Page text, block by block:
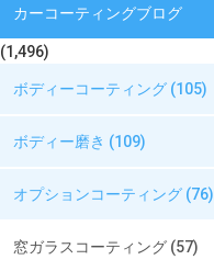
カーコーティングブログ
(1,496)
ボディーコーティング (105)
ボディー磨き (109)
オプションコーティング (76)
窓ガラスコーティング (57)